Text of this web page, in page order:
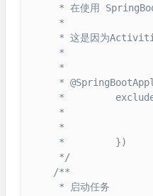
* 在使用
     *
* 这是因为
     *
     *
*
*
*
*
     *         })
     */
/**
     * 启动任务